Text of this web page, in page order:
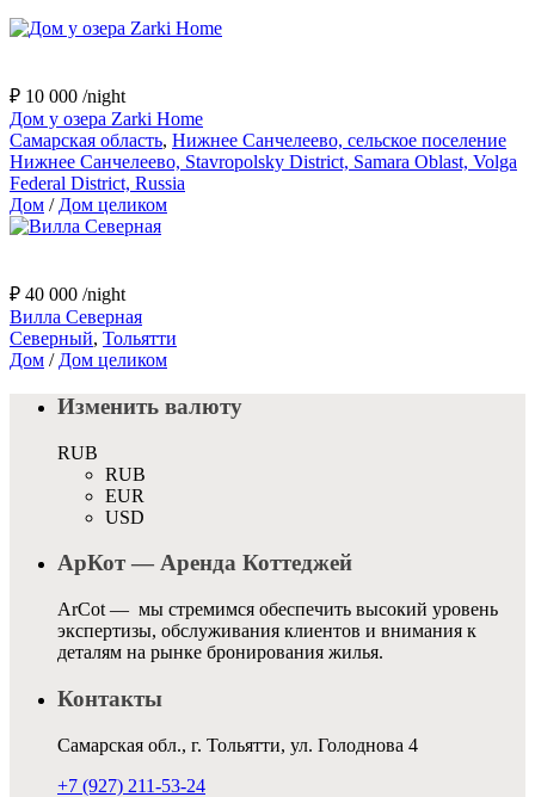
₽ 10 000 /night
Дом у озера Zarki Home
Самарская область, Нижнее Санчелеево, сельское поселение
Нижнее Санчелеево, Stavropolsky District, Samara Oblast, Volga
Federal District, Russia
Дом / Дом целиком
₽ 40 000 /night
Вилла Северная
Северный, Тольятти
Дом / Дом целиком
Изменить валюту
RUB
RUB
EUR
USD
АрКот — Аренда Коттеджей
ArCot — мы стремимся обеспечить высокий уровень
экспертизы, обслуживания клиентов и внимания к
деталям на рынке бронирования жилья.
Контакты
Самарская обл., г. Тольятти, ул. Голоднова 4
+7 (927) 211-53-24